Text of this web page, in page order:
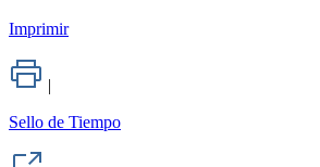
Imprimir
|
Sello de Tiempo